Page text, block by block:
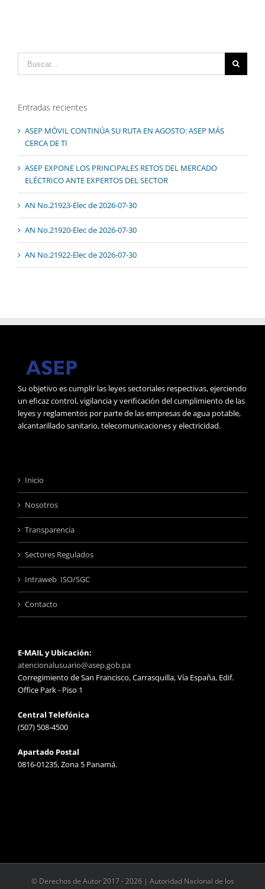
Entradas recientes
ASEP MÓVIL CONTINÚA SU RUTA EN AGOSTO: ASEP MÁS
CERCA DE TI
ASEP EXPONE LOS PRINCIPALES RETOS DEL MERCADO
ELÉCTRICO ANTE EXPERTOS DEL SECTOR
AN No.21923-Elec de 2026-07-30
AN No.21920-Elec de 2026-07-30
AN No.21922-Elec de 2026-07-30
Su objetivo es cumplir las leyes sectoriales respectivas, ejerciendo
un eficaz control, vigilancia y verificación del cumplimiento de las
leyes y reglamentos por parte de las empresas de agua potable,
alcantarillado sanitario, telecomunicaciones y electricidad.
Inicio
Nosotros
Transparencia
Sectores Regulados
Intraweb ISO/SGC
Contacto
E-MAIL y Ubicación:
atencionalusuario@asep.gob.pa
Corregimiento de San Francisco, Carrasquilla, Vía España, Edif.
Office Park - Piso 1
Central Telefónica
(507) 508-4500
Apartado Postal
0816-01235, Zona 5 Panamá.
© Derechos de Autor 2017 -2026 | Autoridad Nacional de los